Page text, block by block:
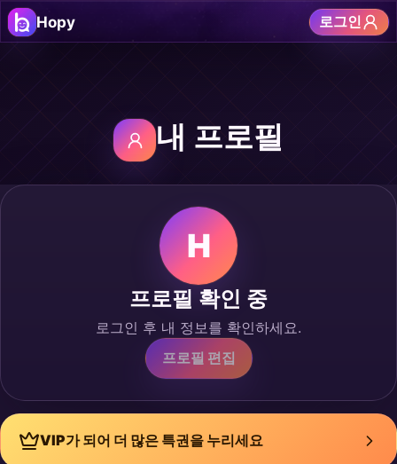
Hopy 로그인
내 프로필
H
프로필 확인 중
로그인 후 내 정보를 확인하세요.
프로필 편집
VIP가 되어 더 많은 특권을 누리세요